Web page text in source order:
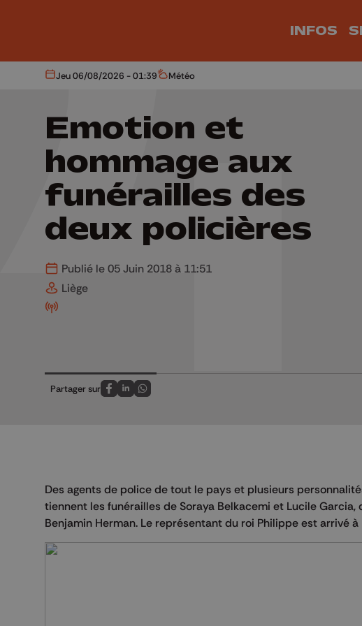
INFOS
Aujourd'hui
Jeu 06/08/2026 - 01:39 Météo
Météo
Emotion et
hommage aux
funérailles des
deux policières
Publié le 05 Juin 2018 à 11:51
Liège
Partager sur
Partagez sur FaceBook
Partagez sur LinkedIn
Partagez sur Whatsapp
Des agents de police de tout le pays et plusieurs
tiennent les funérailles de Soraya Belkacemi et Lucile
Benjamin Herman. Le représentant du roi Philippe est arrivé